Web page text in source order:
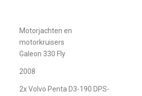
Motorjachten en
motorkruisers
Galeon 330 Fly
2008
2x Volvo Penta D3-190 DPS-